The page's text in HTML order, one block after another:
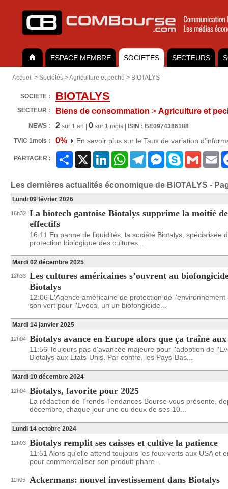
ESPACE MEMBRE SOCIETES SECTEURS
Accueil > Sociétés >Agriculture et peche > BIOTALYS
SOCIETE : BIOTALYS
SECTEUR : Biens de consommation > Agriculture et
NEWS : 2 sur 1 an | 0 sur 1 mois |
ISIN : BE0974386188
TVIC 1mois :
0% En savoir plus sur le Taux de variation
PARTAGER : Partager LinkedInWhatsAppTelegramMessenger
Skype Gmail
Les dernières actualités économique de BIOTALYS -
Lundi 09 février 2026
16h32 La biotech gantoise Biotalys supprime la moitié de
effectifs
16:11 En panne de liquidités, la société Biotalys, spécialisée
protection biologique des cultures...
Mardi 02 décembre 2025
12h33 Les cultures américaines s’ouvrent au
Biotalys
12:06 L'Agence américaine de protection de l'environnement
son vert pour l'Evoca, un un biofongicide...
Mardi 14 janvier 2025
12h04 Biotalys avance en Europe alors que ça traîne
11:56 Toujours pas d'avancée majeure pour l'adoption de
Biotalys aux Etats-Unis. Par contre, les Pays-Bas...
Mardi 10 décembre 2024
12h04 Biotalys, favorite pour 2025
La rédaction de Trends-Tendances Bourse vous présente,
décembre, chaque jour une ou deux de ses 10...
Lundi 14 octobre 2024
12h03 Biotalys remplit ses caisses et cultive la patience
11:51 Alors qu'elle attend toujours les feux verts aux USA et
pour commercialiser son produit-phare...
11h05 Ackermans: nouvel investissement dans Biotalys